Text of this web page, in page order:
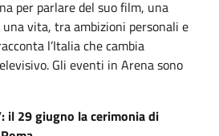
per parlare del suo film, una
una vita, tra ambizioni personali e
l’Italia che cambia
Gli eventi in Arena sono
il 29 giugno la cerimonia di